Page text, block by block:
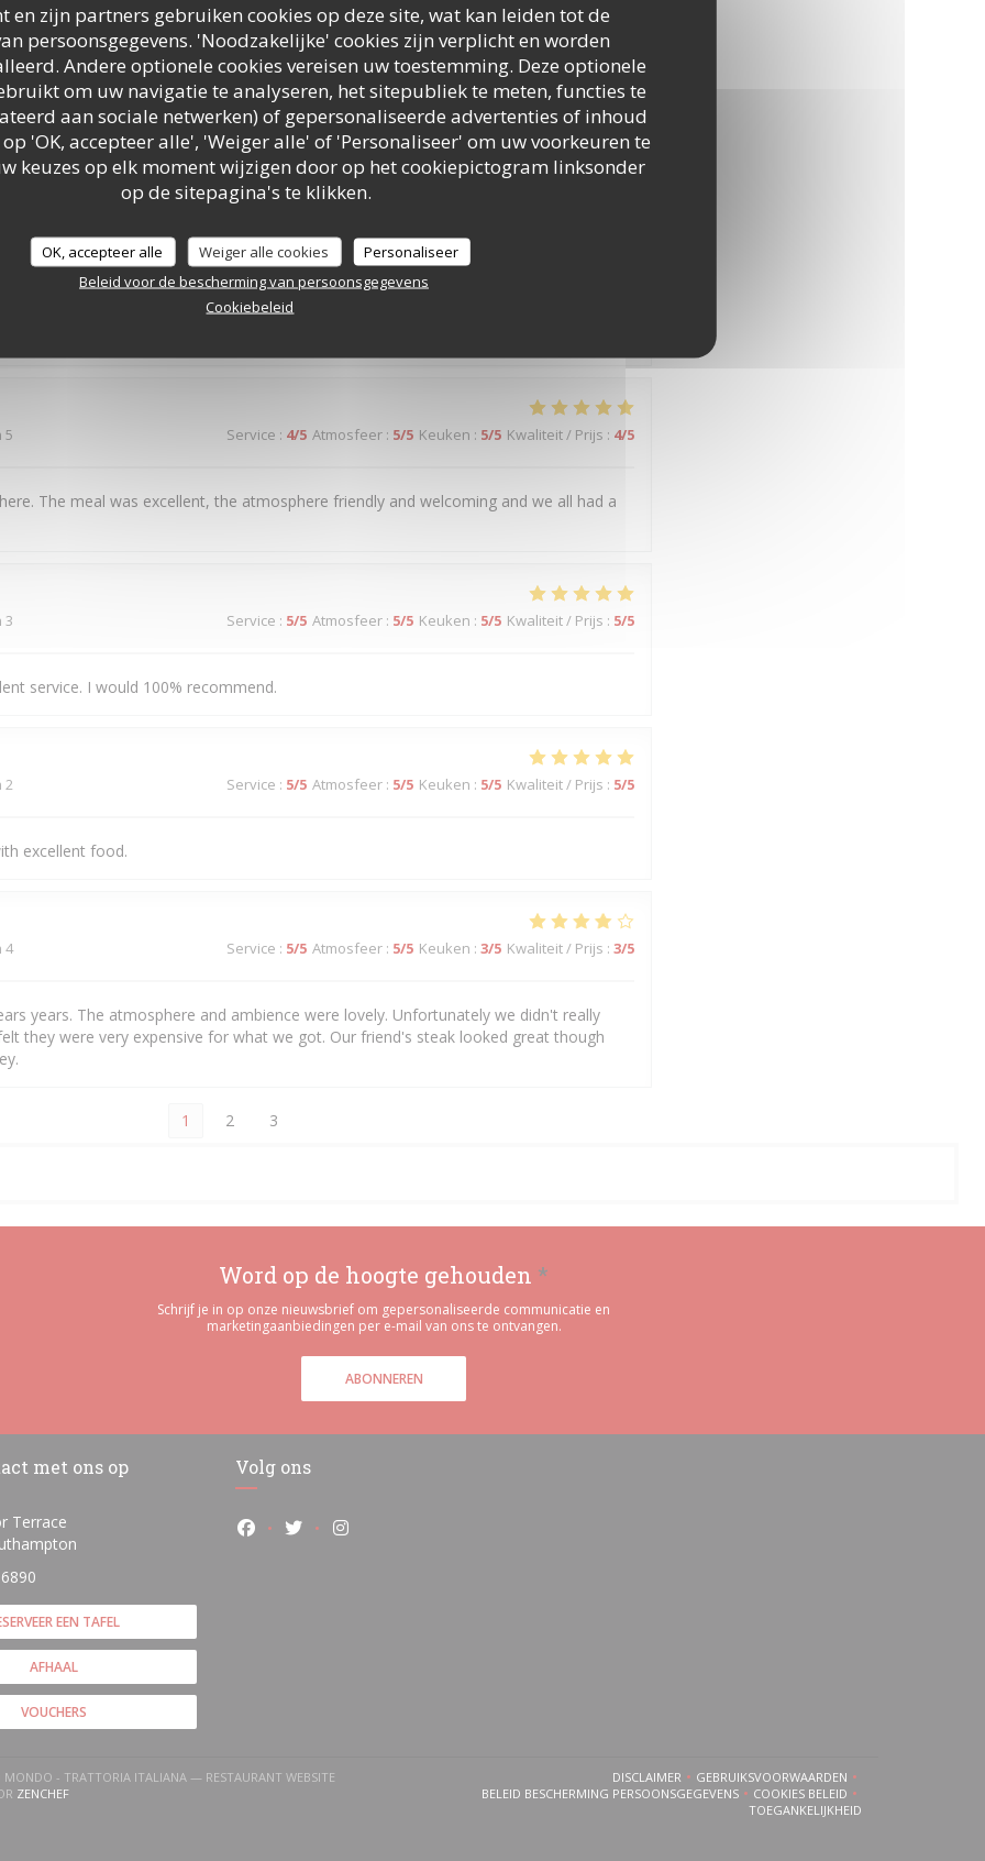
en zijn partners gebruiken cookies op deze site, wat kan leiden tot de
persoonsgegevens. 'Noodzakelijke' cookies zijn verplicht en worden
Andere optionele cookies vereisen uw toestemming. Deze optionele
om uw navigatie te analyseren, het sitepubliek te meten, functies te
aan sociale netwerken) of gepersonaliseerde advertenties of inhoud
op 'OK, accepteer alle', 'Weiger alle' of 'Personaliseer' om uw voorkeuren te
keuzes op elk moment wijzigen door op het cookiepictogram linksonder
op de sitepagina's te klikken.
OK, accepteer alle Weiger alle cookies
Personaliseer
Beleid voor de bescherming van persoonsgegevens
Cookiebeleid
restaurant as I have always found the food exceptional But on this occasion was
was my sons birthday treat and I had raved about you so much he said let’s go there
top and nothing with it ??? And for what you charge was very expensive I had my
what can I say it looked like a big brick and the mix inside was just peppers tomatoe
hunt the meat !!!! I am very sorry I have to write this but what has happened to your
bread which used to be outstanding was a garlic butter mess Please go back to how
It was the best Italian in Southampton
Service:5/5 Atmosfeer:5/5 Keuken:
5 Service : 4/5 Atmosfeer: 5/5 Keuken : 5/5 Kwaliteit / Prijs : 4/5
The meal was excellent, the atmosphere friendly and welcoming and we all had a
3 Service : 5/5 Atmosfeer: 5/5 Keuken : 5/5 Kwaliteit / Prijs : 5/5
service. I would 100% recommend.
2 Service : 5/5 Atmosfeer: 5/5 Keuken : 5/5 Kwaliteit / Prijs : 5/5
excellent food.
4 Service : 5/5 Atmosfeer: 5/5 Keuken : 3/5 Kwaliteit / Prijs : 3/5
years. The atmosphere and ambience were lovely. Unfortunately we didn't really
they were very expensive for what we got. Our friend's steak looked great though
1 2 3
Word op de hoogte gehouden *
Schrijf je in op onze nieuwsbrief om gepersonaliseerde communicatie en
marketingaanbiedingen per e-mail van ons te ontvangen.
ABONNEREN
met ons op
Terrace
((opent in een nieuw venster))
EEN TAFEL
AFHAAL
VOUCHERS
Volg ons
Facebook ((opent in een nieuw venster))
Twitter ((opent in een nieuw venster))
Instagram ((opent in een nieuw venster))
- TRATTORIA ITALIANA — RESTAURANT WEBSITE
ZENCHEF((OPENT IN EEN NIEUW VENSTER))
DISCLAIMER((OPENT IN EEN NIEUW VENSTER))
GEBRUIKSVOORWAARDEN((OPENT IN EEN NIEUW VENSTER))
BELEID BESCHERMING PERSOONSGEGEVENS
((OPENT IN EEN NIEUW VENSTER))
COOKIES BELEID((OPENT IN EEN NIEUW
TOEGANKELIJKHEID((OPENT IN EEN NIEUW